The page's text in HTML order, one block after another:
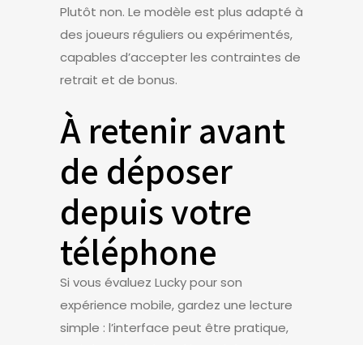
Plutôt non. Le modèle est plus adapté à
des joueurs réguliers ou expérimentés,
capables d’accepter les contraintes de
retrait et de bonus.
À retenir avant
de déposer
depuis votre
téléphone
Si vous évaluez Lucky pour son
expérience mobile, gardez une lecture
simple : l’interface peut être pratique,